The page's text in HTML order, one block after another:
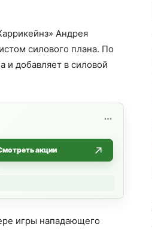
Андрея
силового плана. По
и добавляет в силовой
акции
игры нападающего